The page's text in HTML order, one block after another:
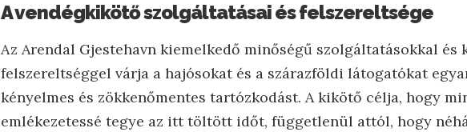
A vendégkikötő szolgáltatásai és felszereltsége
Az Arendal Gjestehavn kiemelkedő minőségű szolgáltatásokkal és
felszereltséggel várja a hajósokat és a szárazföldi látogatókat
kényelmes és zökkenőmentes tartózkodást. A kikötő célja, hogy
emlékezetessé tegye az itt töltött időt, függetlenül attól, hogy